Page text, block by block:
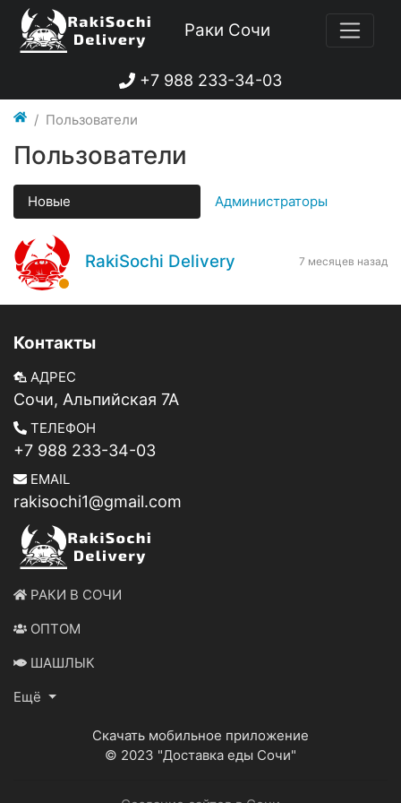
Раки Сочи
+7 988 233-34-03
Пользователи
Пользователи
Новые Администраторы
RakiSochi Delivery 7 месяцев назад
Контакты
АДРЕС
Сочи, Альпийская 7А
ТЕЛЕФОН
+7 988 233-34-03
EMAIL
rakisochi1@gmail.com
РАКИ В СОЧИ
ОПТОМ
ШАШЛЫК
Ещё
Скачать мобильное приложение
© 2023 "Доставка еды Сочи"